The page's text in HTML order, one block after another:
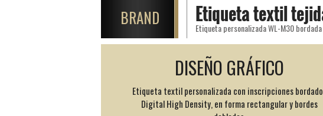
BRAND Etiqueta textil
DISEÑO GRÁFICO
Etiqueta textil personalizada con inscripciones
Digital High Density, en forma rectangular y bordes